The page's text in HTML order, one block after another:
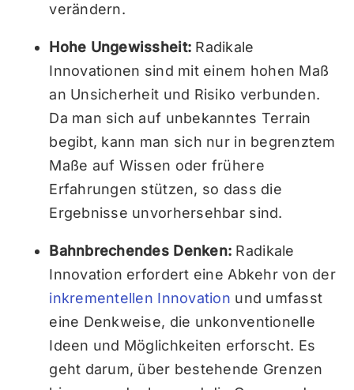
verändern.
Hohe Ungewissheit: Radikale
Innovationen sind mit einem hohen Maß
an Unsicherheit und Risiko verbunden.
Da man sich auf unbekanntes Terrain
begibt, kann man sich nur in begrenztem
Maße auf Wissen oder frühere
Erfahrungen stützen, so dass die
Ergebnisse unvorhersehbar sind.
Bahnbrechendes Denken: Radikale
Innovation erfordert eine Abkehr von der
inkrementellen Innovation und umfasst
eine Denkweise, die unkonventionelle
Ideen und Möglichkeiten erforscht. Es
geht darum, über bestehende Grenzen